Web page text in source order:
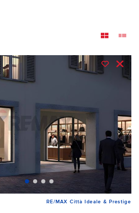
RE/MAX Città Ideale & Prestige